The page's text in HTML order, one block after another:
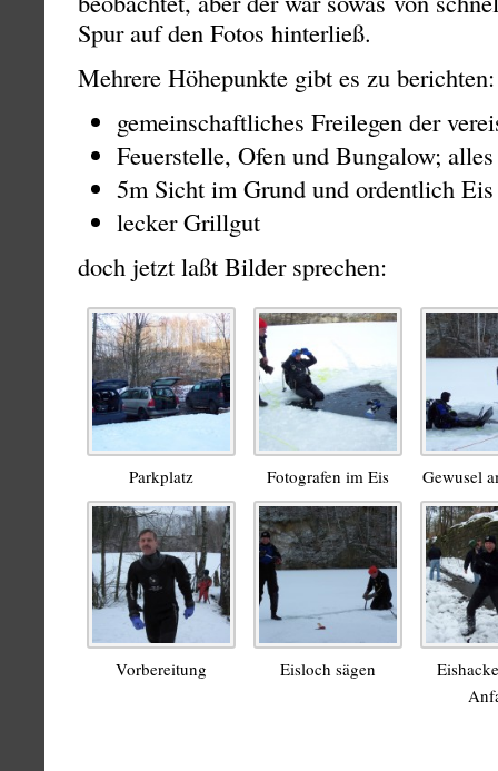
Spur auf den Fotos hinterließ.
Mehrere Höhepunkte gibt es zu berichten:
gemeinschaftliches Freilegen der
Feuerstelle, Ofen und Bungalow;
5m Sicht im Grund und ordentlich Eis
lecker Grillgut
doch jetzt laßt Bilder sprechen:
Parkplatz Fotografen im Eis Gewusel
Vorbereitung Eisloch sägen